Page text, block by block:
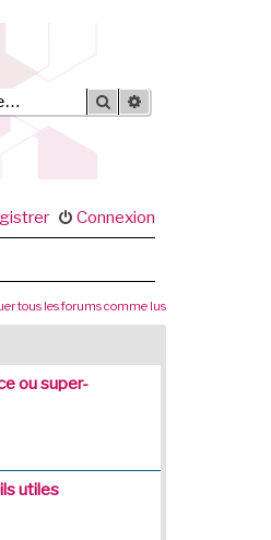
Rechercher
Connexion
tous les forums comme lus
ou super-
utiles